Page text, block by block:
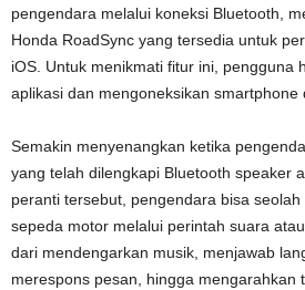
pengendara melalui koneksi Bluetooth,
Honda RoadSync yang tersedia untuk
iOS. Untuk menikmati fitur ini, pengguna
aplikasi dan mengoneksikan smartphone
Semakin menyenangkan ketika
yang telah dilengkapi Bluetooth speaker
peranti tersebut, pengendara bisa
sepeda motor melalui perintah suara
dari mendengarkan musik, menjawab
merespons pesan, hingga mengarahkan